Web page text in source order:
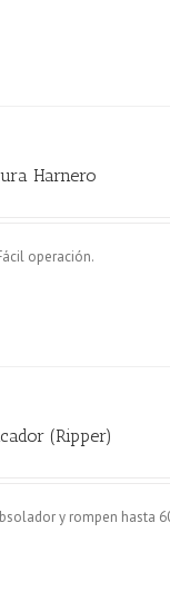
Harnero
operación.
(Ripper)
y rompen hasta